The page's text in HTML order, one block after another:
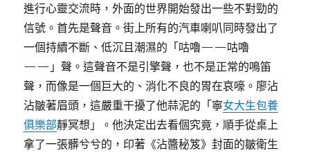
進行心靈交流時，外面的世界開始發出一些不對勁的
信號。首先是聲音。街上所有的汽車喇叭同時發出了
一個持續不斷、低沉且潮濕的「咕嚕——咕嚕
——」聲。這聲音不是引擎聲，也不是正常的鳴笛
聲，而像是一個巨大的、消化不良的胃在哀嚎。廖沾
沾皺著眉頭，這嚴重干擾了他蒜泥的「寧女大生包養
俱樂部靜冥想」。他決定出去看個究竟，順手從桌上
拿了一張髒兮兮的，印著《沾醬秘笈》封面的皺衛生